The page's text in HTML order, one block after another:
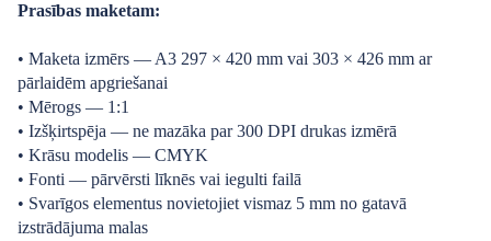
Prasības maketam:
• Maketa izmērs — A3 297 × 420 mm vai 303 × 426 mm ar
pārlaidēm apgriešanai
• Mērogs — 1:1
• Izšķirtspēja — ne mazāka par 300 DPI drukas izmērā
• Krāsu modelis — CMYK
• Fonti — pārvērsti līknēs vai iegulti failā
• Svarīgos elementus novietojiet vismaz 5 mm no gatavā
izstrādājuma malas